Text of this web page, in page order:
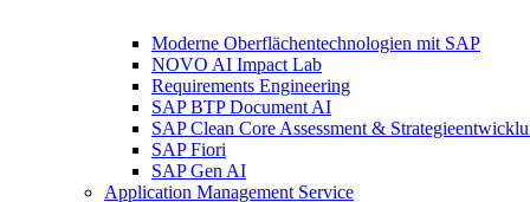
Moderne Oberflächentechnologien mit SAP
NOVO AI Impact Lab
Requirements Engineering
SAP BTP Document AI
SAP Clean Core Assessment &
SAP Fiori
SAP Gen AI
Application Management Service